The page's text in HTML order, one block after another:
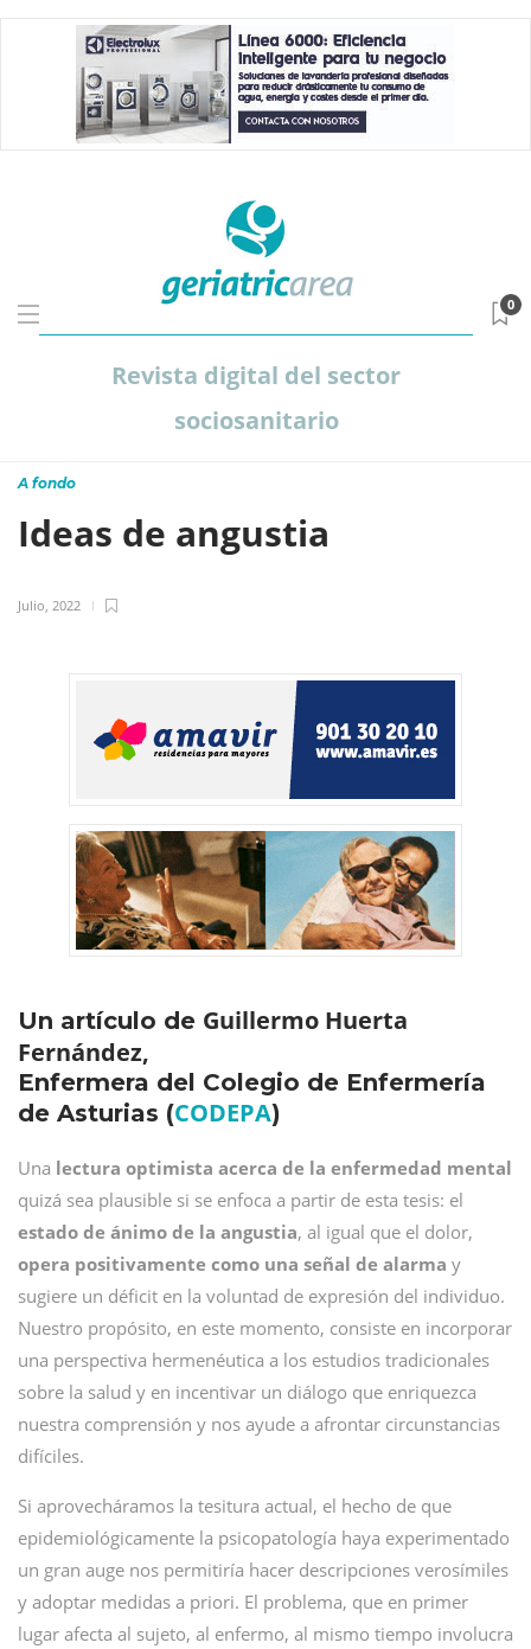
Revista digital del sector
sociosanitario
0
A fondo
Ideas de angustia
Julio, 2022
Un artículo de Guillermo Huerta
Fernández,
Enfermera del Colegio de Enfermería
de Asturias (CODEPA)
Una lectura optimista acerca de la enfermedad mental
quizá sea plausible si se enfoca a partir de esta tesis: el
estado de ánimo de la angustia, al igual que el dolor,
opera positivamente como una señal de alarma y
sugiere un déficit en la voluntad de expresión del individuo.
Nuestro propósito, en este momento, consiste en incorporar
una perspectiva hermenéutica a los estudios tradicionales
sobre la salud y en incentivar un diálogo que enriquezca
nuestra comprensión y nos ayude a afrontar circunstancias
difíciles.
Si aprovecháramos la tesitura actual, el hecho de que
epidemiológicamente la psicopatología haya experimentado
un gran auge nos permitiría hacer descripciones verosímiles
y adoptar medidas a priori. El problema, que en primer
lugar afecta al sujeto, al enfermo, al mismo tiempo involucra